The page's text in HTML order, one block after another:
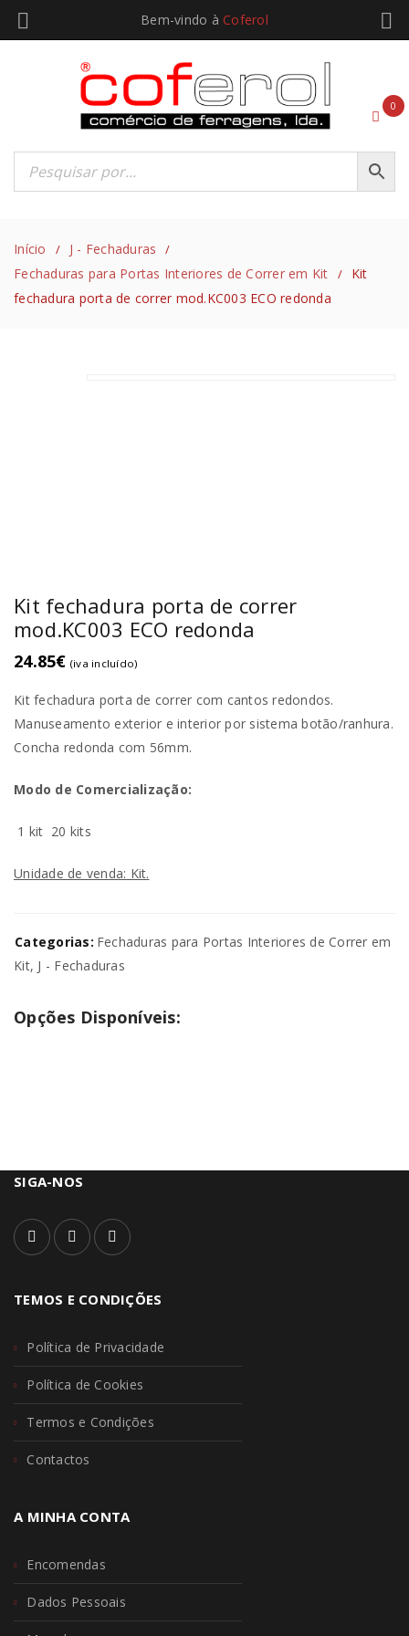
Bem-vindo à Coferol
0
Início / J - Fechaduras /
Fechaduras para Portas Interiores de Correr em Kit /
Kit
fechadura porta de correr mod.KC003 ECO redonda
Kit fechadura porta de correr
mod.KC003 ECO redonda
24.85€ (iva incluído)
Kit fechadura porta de correr com cantos redondos.
Manuseamento exterior e interior por sistema botão/ranhura.
Concha redonda com 56mm.
Modo de Comercialização:
1 kit 20 kits
Unidade de venda: Kit.
Categorias: Fechaduras para Portas Interiores de Correr em
Kit, J - Fechaduras
Opções Disponíveis:
SIGA-NOS
TEMOS E CONDIÇÕES
Política de Privacidade
Política de Cookies
Termos e Condições
Contactos
A MINHA CONTA
Encomendas
Dados Pessoais